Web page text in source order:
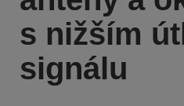
s nižším
signálu